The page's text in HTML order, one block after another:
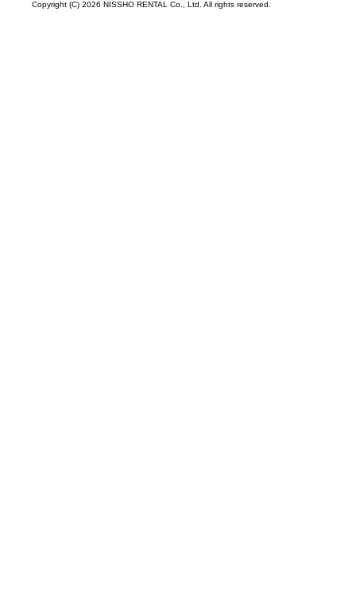
Copyright (C) 2026 NISSHO RENTAL Co., Ltd. All rights reserved.